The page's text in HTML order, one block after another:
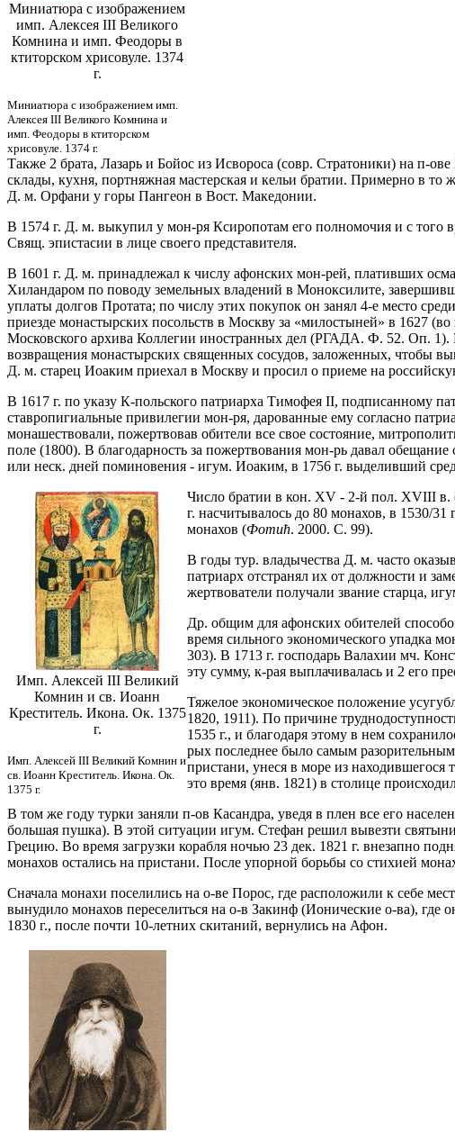
Миниатюра с изображением
имп. Алексея III Великого
Комнина и имп. Феодоры в
ктиторском хрисовуле. 1374
г.
Миниатюра с изображением имп.
Алексея III Великого Комнина и
имп. Феодоры в ктиторском
хрисовуле. 1374 г.
Также 2 брата, Лазарь и Бойос из Исвороса (совр. Стратоники) на п-
склады, кухня, портняжная мастерская и кельи братии. Примерно в
Д. м. Орфани у горы Пангеон в Вост. Македонии.
В 1574 г. Д. м. выкупил у мон-ря Ксиропотам его полномочия и с того
Свящ. эпистасии в лице своего представителя.
В 1601 г. Д. м. принадлежал к числу афонских мон-рей, плативших
Хиландаром по поводу земельных владений в Моноксилите,
уплаты долгов Протата; по числу этих покупок он занял 4-е место
приезде монастырских посольств в Москву за «милостыней» в 1627
Московского архива Коллегии иностранных дел (РГАДА. Ф. 52. Оп. 1).
возвращения монастырских священных сосудов, заложенных, чтобы
Д. м. старец Иоаким приехал в Москву и просил о приеме на
В 1617 г. по указу К-польского патриарха Тимофея II,
ставропигиальные привилегии мон-ря, дарованные ему согласно
монашествовали, пожертвовав обители все свое состояние,
поле (1800). В благодарность за пожертвования мон-рь давал
или неск. дней поминовения - игум. Иоаким, в 1756 г. выделивший
Имп. Алексей III Великий
Комнин и св. Иоанн
Креститель. Икона. Ок. 1375
г.
Имп. Алексей III Великий Комнин и
св. Иоанн Креститель. Икона. Ок.
1375 г.
Число братии в кон. XV - 2-й пол. XVIII в.
г. насчитывалось до 80 монахов, в 1530/31
монахов (Фоmић. 2000. С. 99).
В годы тур. владычества Д. м. часто
патриарх отстранял их от должности и
жертвователи получали звание старца,
Др. общим для афонских обителей
время сильного экономического упадка
303). В 1713 г. господарь Валахии мч.
эту сумму, к-рая выплачивалась и 2 его
Тяжелое экономическое положение
1820, 1911). По причине
1535 г., и благодаря этому в нем
рых последнее было самым
пристани, унеся в море из
это время (янв. 1821) в столице
В том же году турки заняли п-ов Касандра, уведя в плен все его
большая пушка). В этой ситуации игум. Стефан решил вывезти
Грецию. Во время загрузки корабля ночью 23 дек. 1821 г. внезапно
монахов остались на пристани. После упорной борьбы со стихией
Сначала монахи поселились на о-ве Порос, где расположили к себе
вынудило монахов переселиться на о-в Закинф (Ионические о-ва),
1830 г., после почти 10-летних скитаний, вернулись на Афон.